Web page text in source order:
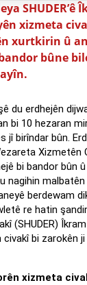
xizmeta
xurtkirin û
bûne
du erdhejên
bi 10 hezaran
jî birîndar bûn.
Xizmetên
bi bandor bûn
nagihin
berdewam
re hatin
(SHUDER)
bi zarokên
xizmeta